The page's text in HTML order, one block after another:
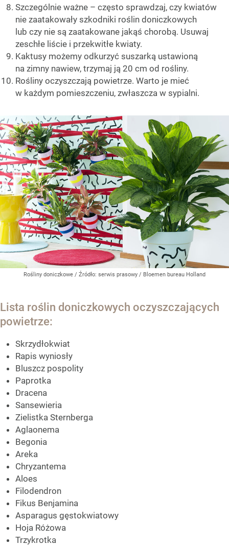
Szczególnie ważne – często sprawdzaj, czy kwiatów
nie zaatakowały szkodniki roślin doniczkowych
lub czy nie są zaatakowane jakąś chorobą. Usuwaj
zeschłe liście i przekwitłe kwiaty.
Kaktusy możemy odkurzyć suszarką ustawioną
na zimny nawiew, trzymaj ją 20 cm od rośliny.
Rośliny oczyszczają powietrze. Warto je mieć
w każdym pomieszczeniu, zwłaszcza w sypialni.
Rośliny doniczkowe / Źródło: serwis prasowy / Bloemen bureau Holland
Lista roślin doniczkowych oczyszczających
powietrze:
Skrzydłokwiat
Rapis wyniosły
Bluszcz pospolity
Paprotka
Dracena
Sansewieria
Zielistka Sternberga
Aglaonema
Begonia
Areka
Chryzantema
Aloes
Filodendron
Fikus Benjamina
Asparagus gęstokwiatowy
Hoja Różowa
Trzykrotka